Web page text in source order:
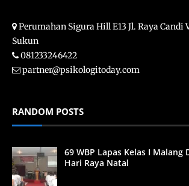
Perumahan Sigura Hill E13 Jl. Raya Candi
Sukun
081233246422
partner@psikologitoday.com
RANDOM POSTS
69 WBP Lapas Kelas I Malang
Hari Raya Natal